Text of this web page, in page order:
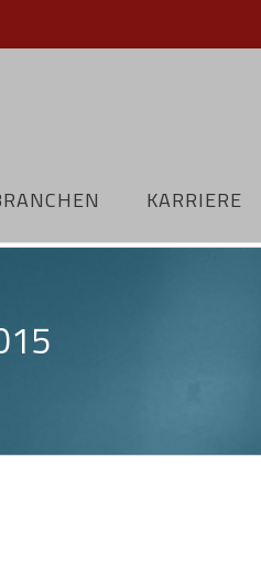
KARRIERE